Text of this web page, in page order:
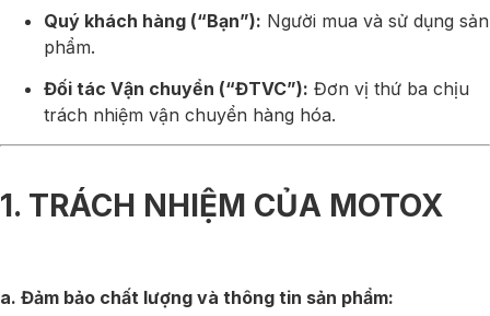
Quý khách hàng (“Bạn”): Người mua và sử dụng sản
phẩm.
Đối tác Vận chuyển (“ĐTVC”): Đơn vị thứ ba chịu
trách nhiệm vận chuyển hàng hóa.
1. TRÁCH NHIỆM CỦA MOTOX
a. Đảm bảo chất lượng và thông tin sản phẩm: